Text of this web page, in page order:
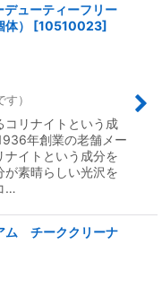
ューティーフリー
）
[10510023]
）
コリナイトという成
年創業の老舗メー
ナイトという成分を
が素晴らしい光沢を
…
ム チーククリーナ